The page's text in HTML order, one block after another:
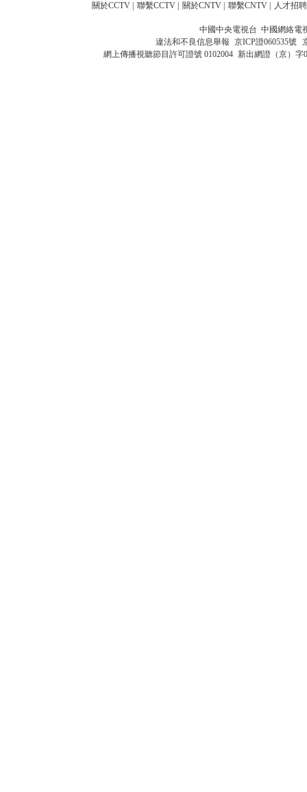
關於CCTV 聯繫CCTV 關於CNTV 聯繫CNTV 人才招聘
中國中央電視台 中國網絡電
違法和不良信息舉報 京ICP證060535號
網上傳播視聽節目許可證號 0102004 新出網證（京）